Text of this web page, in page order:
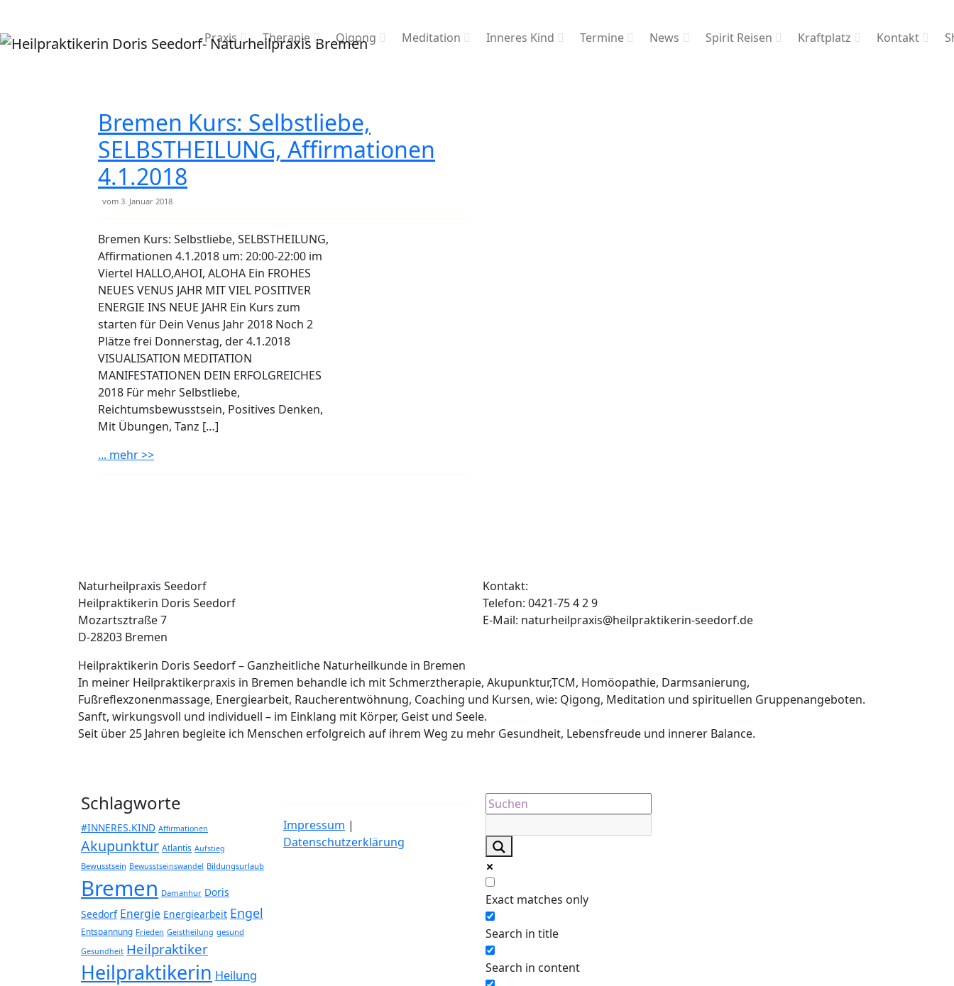
Praxis Therapie Qigong Meditation Inneres Kind Termine News Spirit Reisen Kraftplatz Kontakt
Bremen Kurs: Selbstliebe,
SELBSTHEILUNG, Affirmationen
4.1.2018
vom 3. Januar 2018
Bremen Kurs: Selbstliebe, SELBSTHEILUNG,
Affirmationen 4.1.2018 um: 20:00-22:00 im
Viertel HALLO,AHOI, ALOHA Ein FROHES
NEUES VENUS JAHR MIT VIEL POSITIVER
ENERGIE INS NEUE JAHR Ein Kurs zum
starten für Dein Venus Jahr 2018 Noch 2
Plätze frei Donnerstag, der 4.1.2018
VISUALISATION MEDITATION
MANIFESTATIONEN DEIN ERFOLGREICHES
2018 Für mehr Selbstliebe,
Reichtumsbewusstsein, Positives Denken,
Mit Übungen, Tanz […]
... mehr >>
Naturheilpraxis Seedorf
Heilpraktikerin Doris Seedorf
Mozartsztraße 7
D-28203 Bremen
Kontakt:
Telefon: 0421-75 4 2 9
E-Mail: naturheilpraxis@heilpraktikerin-seedorf.de
Heilpraktikerin Doris Seedorf – Ganzheitliche Naturheilkunde in Bremen
In meiner Heilpraktikerpraxis in Bremen behandle ich mit Schmerztherapie, Akupunktur,TCM, Homöopathie, Darmsanierung,
Fußreflexzonenmassage, Energiearbeit, Raucherentwöhnung, Coaching und Kursen, wie: Qigong, Meditation und spirituellen Gruppenangeboten.
Sanft, wirkungsvoll und individuell – im Einklang mit Körper, Geist und Seele.
Seit über 25 Jahren begleite ich Menschen erfolgreich auf ihrem Weg zu mehr Gesundheit, Lebensfreude und innerer Balance.
Schlagworte
#INNERES.KIND Affirmationen
Akupunktur Atlantis Aufstieg
Bewusstsein Bewusstseinswandel Bildungsurlaub
Bremen Damanhur Doris
Seedorf Energie Energiearbeit Engel
Entspannung Frieden Geistheilung gesund
Gesundheit Heilpraktiker
Heilpraktikerin Heilung
Impressum |
Datenschutzerklärung
Exact matches only
Search in title
Search in content